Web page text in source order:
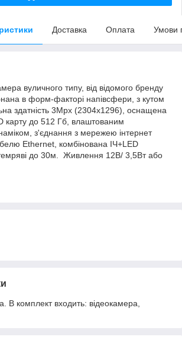
Доставка Оплата Умови
вуличного типу, від відомого бренду
в форм-факторі напівсфери, з кутом
здатність 3Mpx (2304x1296), оснащена
карту до 512 Гб, влаштованим
з'єднання з мережею інтернет
Ethernet, комбінована ІЧ+LED
темряві до 30м. Живлення 12В/ 3,5Вт або
В комплект входить: відеокамера,